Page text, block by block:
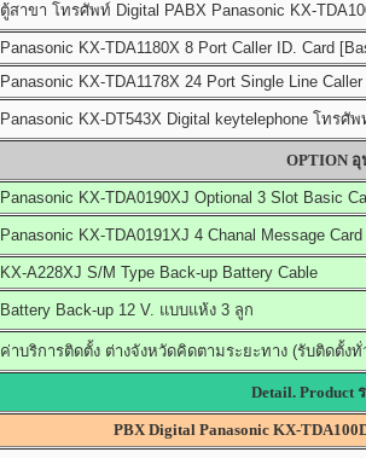
ตู้สาขา โทรศัพท์ Digital PABX Panasonic KX-
Panasonic KX-TDA1180X 8 Port Caller ID. Card
Panasonic KX-TDA1178X 24 Port Single Line
Panasonic KX-DT543X Digital keytelephone โทร
OPTION
Panasonic KX-TDA0190XJ Optional 3 Slot Basic
Panasonic KX-TDA0191XJ 4 Chanal Message
KX-A228XJ S/M Type Back-up Battery Cable
Battery Back-up 12 V. แบบแห้ง 3 ลูก
ค่าบริการติดตั้ง ต่างจังหวัดคิดตามระยะทาง (รับติดตั้ง
Detail. Product
PBX Digital Panasonic KX-